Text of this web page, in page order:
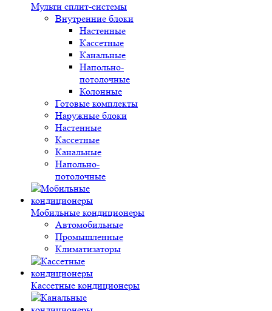
Мульти сплит-системы
Внутренние блоки
Настенные
Кассетные
Канальные
Напольно-
потолочные
Колонные
Готовые комплекты
Наружные блоки
Настенные
Кассетные
Канальные
Напольно-
потолочные
Мобильные кондиционеры
Автомобильные
Промышленные
Климатизаторы
Кассетные кондиционеры